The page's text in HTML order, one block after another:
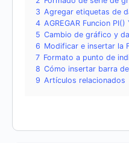
3 Agregar etiquetas de
4 AGREGAR Funcion PI()
5 Cambio de gráfico y
6 Modificar e insertar la
7 Formato a punto de
8 Cómo insertar barra
9 Artículos relacionados